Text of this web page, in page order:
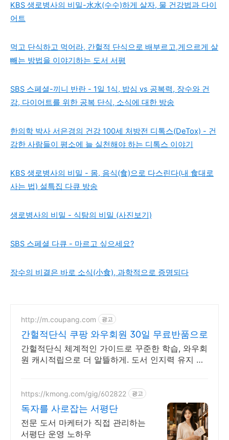
KBS 생로병사의 비밀-水水(수수)하게 살자, 물 건강법과 다이
어트
먹고 단식하고 먹어라, 간헐적 단식으로 배부르고,게으르게 살
빼는 방법을 이야기하는 도서 서평
SBS 스페셜-끼니 반란 - 1일 1식, 밥심 vs 공복력, 장수와 건
강, 다이어트를 위한 공복 단식, 소식에 대한 방송
한의학 박사 서은경의 건강 100세 처방전 디톡스(DeTox) - 건
강한 사람들이 평소에 늘 실천해야 하는 디톡스 이야기
KBS 생로병사의 비밀 - 몸, 음식(食)으로 다스린다(내 食대로
사는 법) 설특집 다큐 방송
생로병사의 비밀 - 식탐의 비밀 (사진보기)
SBS 스페셜 다큐 - 마르고 싶으세요?
장수의 비결은 바로 소식(小食), 과학적으로 증명되다
http://m.coupang.com 광고
간헐적단식 쿠팡 와우회원 30일 무료반품으로
간헐적단식 체계적인 가이드로 꾸준한 학습, 와우회
원 캐시적립으로 더 알뜰하게. 도서 인지력 유지 활
https://kmong.com/gig/602822 광고
독자를 사로잡는 서평단
전문 도서 마케터가 직접 관리하는
서평단 운영 노하우